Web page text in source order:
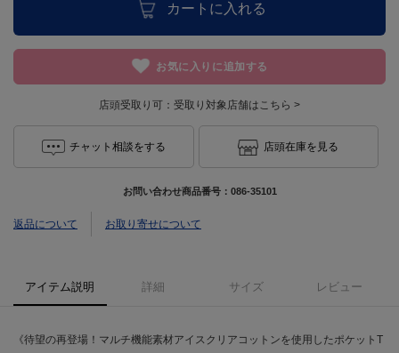
カートに入れる
お気に入りに追加する
店頭受取り可： 受取り対象店舗はこちら >
チャット相談をする 店頭在庫を見る
お問い合わせ商品番号： 086-35101
返品について お取り寄せについて
アイテム説明 詳細 サイズ レビュー
《待望の再登場！マルチ機能素材アイスクリアコットンを使用したポケットT